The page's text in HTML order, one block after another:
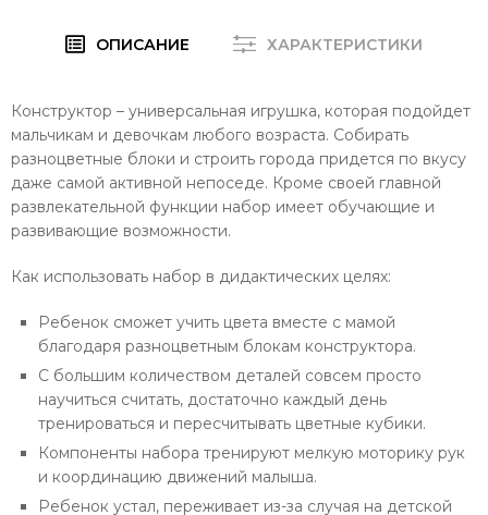
ОПИСАНИЕ ХАРАКТЕРИСТИКИ
Конструктор – универсальная игрушка, которая подойдет
мальчикам и девочкам любого возраста. Собирать
разноцветные блоки и строить города придется по вкусу
даже самой активной непоседе. Кроме своей главной
развлекательной функции набор имеет обучающие и
развивающие возможности.
Как использовать набор в дидактических целях:
Ребенок сможет учить цвета вместе с мамой
благодаря разноцветным блокам конструктора.
С большим количеством деталей совсем просто
научиться считать, достаточно каждый день
тренироваться и пересчитывать цветные кубики.
Компоненты набора тренируют мелкую моторику рук
и координацию движений малыша.
Ребенок устал, переживает из-за случая на детской